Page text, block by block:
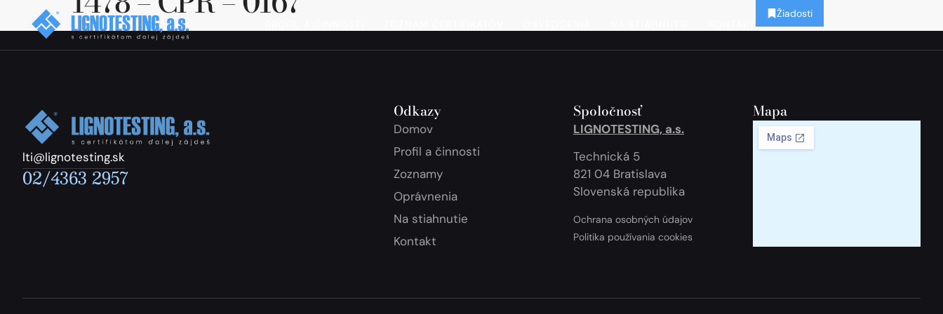
Žiadosti
lti@lignotesting.sk
02/4363 2957
Odkazy
Domov
Profil a činnosti
Zoznamy
Oprávnenia
Na stiahnutie
Kontakt
Spoločnosť
LIGNOTESTING, a.s.
Technická 5
821 04 Bratislava
Slovenská republika
Ochrana osobných údajov
Politika používania cookies
Mapa